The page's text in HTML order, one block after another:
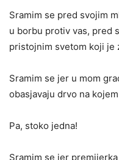
Sramim se pred svojim
u borbu protiv vas, pred
pristojnim svetom koji je
Sramim se jer u mom
obasjavaju drvo na
Pa, stoko jedna!
Sramim se jer